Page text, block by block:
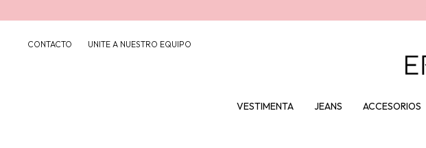
VESTIMENTA JEANS ACCESORIOS
CONTACTO UNITE A NUESTRO EQUIPO